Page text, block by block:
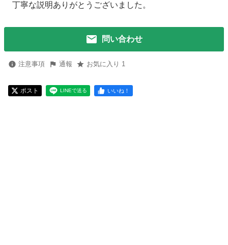
丁寧な説明ありがとうございました。
問い合わせ
注意事項 通報 お気に入り 1
ポスト LINEで送る いいね！